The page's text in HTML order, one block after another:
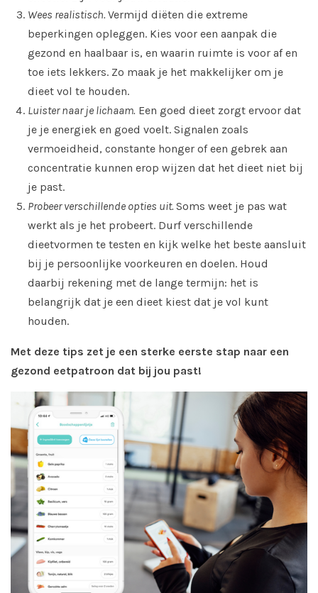
Wees realistisch. Vermijd diëten die extreme
beperkingen opleggen. Kies voor een aanpak die
gezond en haalbaar is, en waarin ruimte is voor af en
toe iets lekkers. Zo maak je het makkelijker om je
dieet vol te houden.
Luister naar je lichaam. Een goed dieet zorgt ervoor dat
je je energiek en goed voelt. Signalen zoals
vermoeidheid, constante honger of een gebrek aan
concentratie kunnen erop wijzen dat het dieet niet bij
je past.
Probeer verschillende opties uit. Soms weet je pas wat
werkt als je het probeert. Durf verschillende
dieetvormen te testen en kijk welke het beste aansluit
bij je persoonlijke voorkeuren en doelen. Houd
daarbij rekening met de lange termijn: het is
belangrijk dat je een dieet kiest dat je vol kunt
houden.
Met deze tips zet je een sterke eerste stap naar een
gezond eetpatroon dat bij jou past!